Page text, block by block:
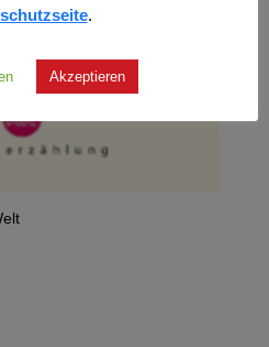
.
Akzeptieren